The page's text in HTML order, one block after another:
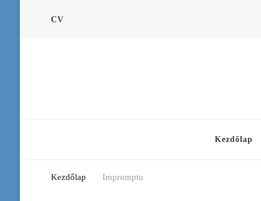
CV
Kezdőlap
Kezdőlap Impromptu